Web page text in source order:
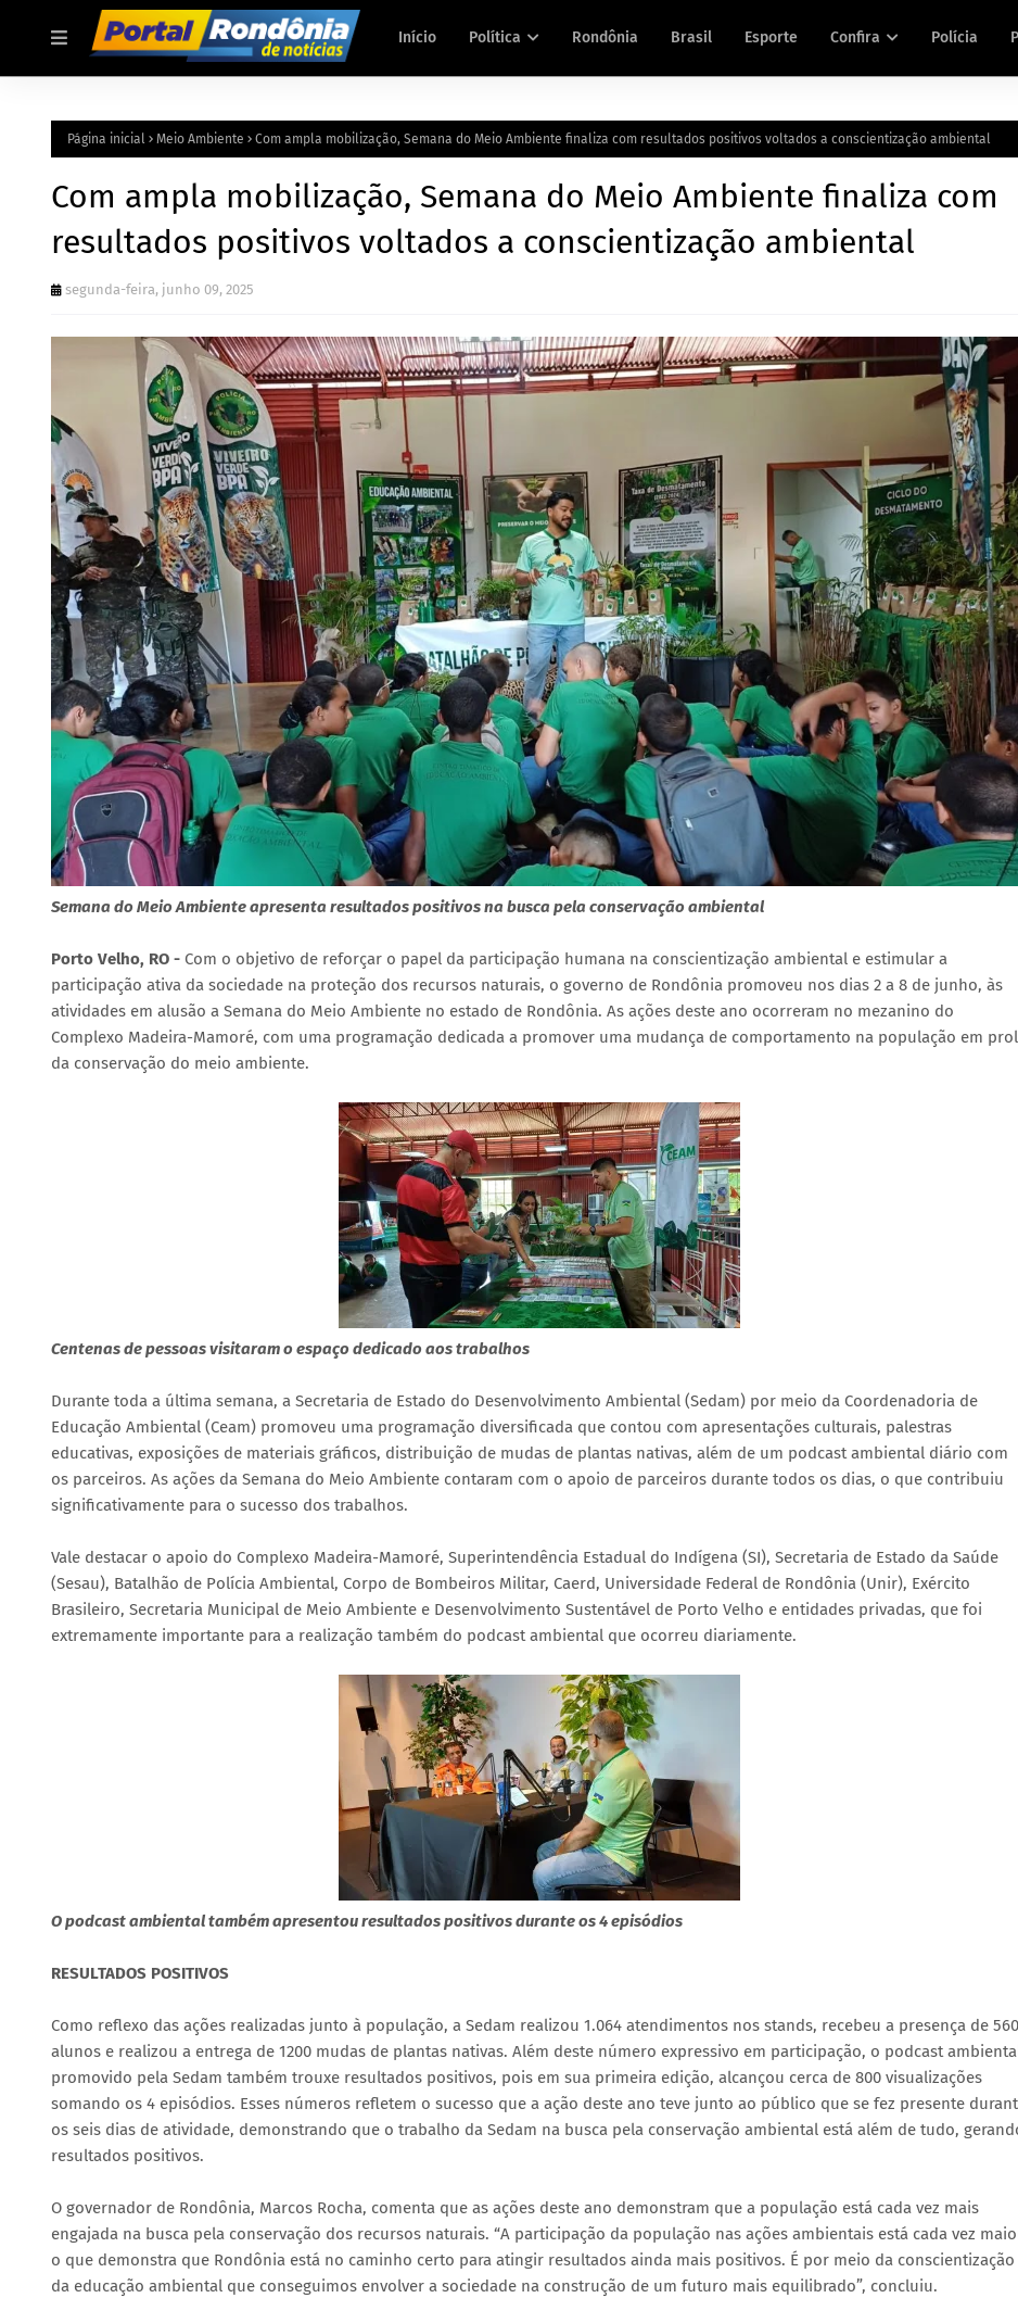
Início Política Rondônia Brasil Esporte Confira Polícia
Página inicial Meio Ambiente Com ampla mobilização, Semana do Meio Ambiente finaliza com resultados positivos voltados a conscientização ambiental
Com ampla mobilização, Semana do Meio Ambiente finaliza com
resultados positivos voltados a conscientização ambiental
segunda-feira, junho 09, 2025
Semana do Meio Ambiente apresenta resultados positivos na busca pela conservação ambiental
Porto Velho, RO - Com o objetivo de reforçar o papel da participação humana na conscientização ambiental e estimular a
participação ativa da sociedade na proteção dos recursos naturais, o governo de Rondônia promoveu nos dias 2 a 8 de junho, às
atividades em alusão a Semana do Meio Ambiente no estado de Rondônia. As ações deste ano ocorreram no mezanino do
Complexo Madeira-Mamoré, com uma programação dedicada a promover uma mudança de comportamento na população em prol
da conservação do meio ambiente.
Centenas de pessoas visitaram o espaço dedicado aos trabalhos
Durante toda a última semana, a Secretaria de Estado do Desenvolvimento Ambiental (Sedam) por meio da Coordenadoria de
Educação Ambiental (Ceam) promoveu uma programação diversificada que contou com apresentações culturais, palestras
educativas, exposições de materiais gráficos, distribuição de mudas de plantas nativas, além de um podcast ambiental diário com
os parceiros. As ações da Semana do Meio Ambiente contaram com o apoio de parceiros durante todos os dias, o que contribuiu
significativamente para o sucesso dos trabalhos.
Vale destacar o apoio do Complexo Madeira-Mamoré, Superintendência Estadual do Indígena (SI), Secretaria de Estado da Saúde
(Sesau), Batalhão de Polícia Ambiental, Corpo de Bombeiros Militar, Caerd, Universidade Federal de Rondônia (Unir), Exército
Brasileiro, Secretaria Municipal de Meio Ambiente e Desenvolvimento Sustentável de Porto Velho e entidades privadas, que foi
extremamente importante para a realização também do podcast ambiental que ocorreu diariamente.
O podcast ambiental também apresentou resultados positivos durante os 4 episódios
RESULTADOS POSITIVOS
Como reflexo das ações realizadas junto à população, a Sedam realizou 1.064 atendimentos nos stands, recebeu a presença de 560
alunos e realizou a entrega de 1200 mudas de plantas nativas. Além deste número expressivo em participação, o podcast
promovido pela Sedam também trouxe resultados positivos, pois em sua primeira edição, alcançou cerca de 800 visualizações
somando os 4 episódios. Esses números refletem o sucesso que a ação deste ano teve junto ao público que se fez presente
os seis dias de atividade, demonstrando que o trabalho da Sedam na busca pela conservação ambiental está além de tudo,
resultados positivos.
O governador de Rondônia, Marcos Rocha, comenta que as ações deste ano demonstram que a população está cada vez mais
engajada na busca pela conservação dos recursos naturais. “A participação da população nas ações ambientais está cada vez
o que demonstra que Rondônia está no caminho certo para atingir resultados ainda mais positivos. É por meio da conscientização
da educação ambiental que conseguimos envolver a sociedade na construção de um futuro mais equilibrado”, concluiu.